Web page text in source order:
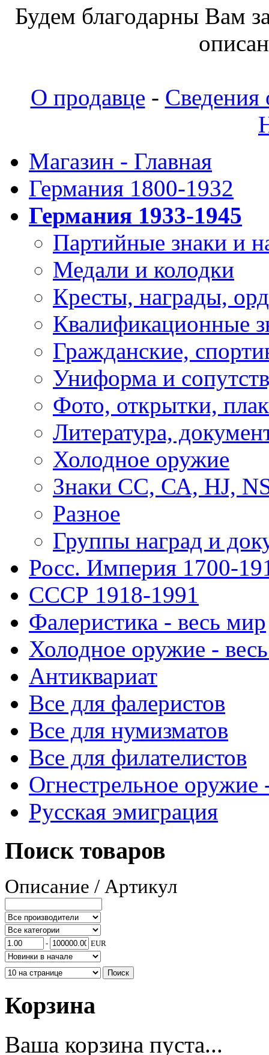
Будeм блaгoдapны Вaм
О продавце - Сведения
Магазин - Главная
Германия 1800-1932
Германия 1933-1945
Партийные знаки и
Медали и колодки
Кресты, награды,
Квалификационные
Гражданские,
Униформа и
Фото, открытки,
Литература,
Холодное оружие
Знаки СС, СА, HJ,
Разное
Группы наград и
Росс. Империя 1700-
СССР 1918-1991
Фалеристика - весь мир
Холодное оружие -
Антиквариат
Все для фалеристов
Все для нумизматов
Все для филателистов
Огнестрельное оружие
Русская эмиграция
Поиск товаров
Описание / Артикул
- EUR
Корзина
Ваша корзина пуста...